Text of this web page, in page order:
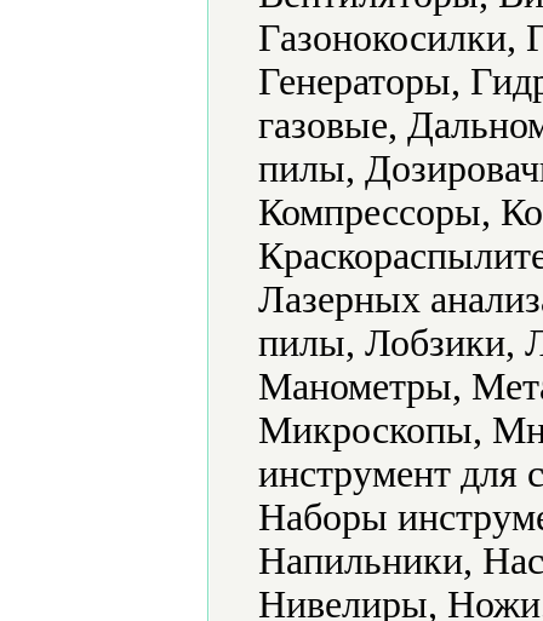
Газонокосилки,
Генераторы,
газовые,
пилы,
Компрессоры,
Лазерных
пилы, Лобзики,
Манометры,
Микроскопы,
инструмент
Наборы
Напильники,
Нивелиры,